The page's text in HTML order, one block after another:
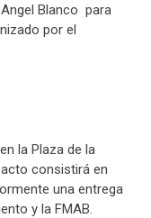
Blanco para
por el
la Plaza de la
consistirá en
una entrega
y la FMAB.